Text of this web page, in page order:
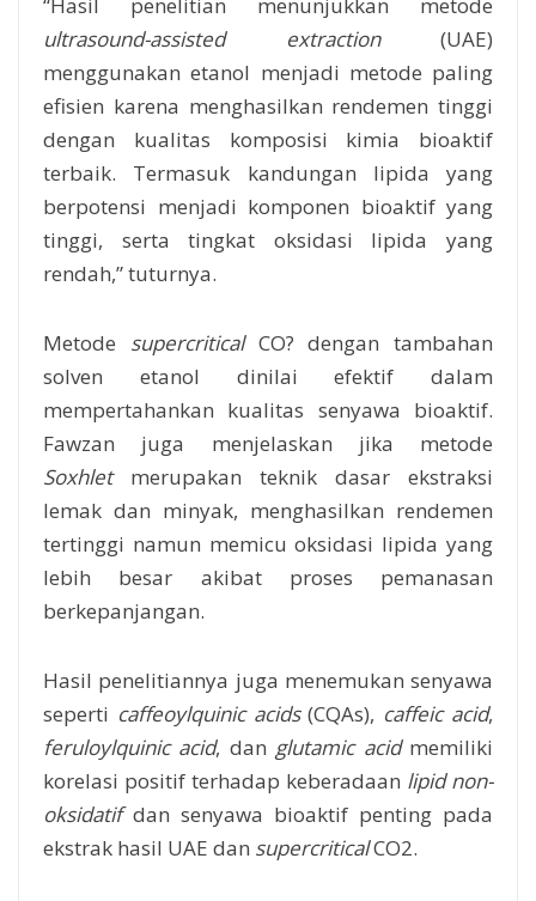
ultrasound-assisted extraction(UAE)
menggunakan etanol menjadi metode paling
efisien karena menghasilkan rendemen tinggi
dengan kualitas komposisi kimia bioaktif
terbaik. Termasuk kandungan lipida yang
berpotensi menjadi komponen bioaktif yang
tinggi, serta tingkat oksidasi lipida yang
rendah,” tuturnya.
Metode supercriticalCO? dengan tambahan
solven etanol dinilai efektif dalam
mempertahankan kualitas senyawa bioaktif.
Fawzan juga menjelaskan jika metode
Soxhletmerupakan teknik dasar ekstraksi
lemak dan minyak, menghasilkan rendemen
tertinggi namun memicu oksidasi lipida yang
lebih besar akibat proses pemanasan
berkepanjangan.
Hasil penelitiannya juga menemukan senyawa
seperti caffeoylquinic acids(CQAs), caffeic acid,
feruloylquinic acid, dan glutamic acidmemiliki
korelasi positif terhadap keberadaan lipid non-
oksidatifdan senyawa bioaktif penting pada
ekstrak hasil UAE dan supercriticalCO2.